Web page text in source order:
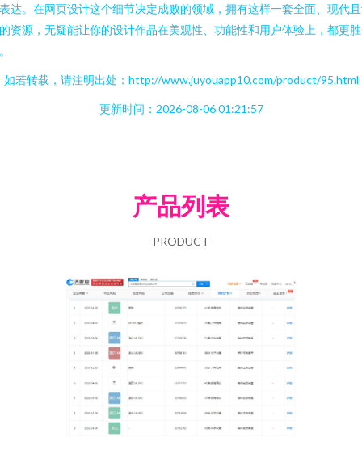
达。在网页设计这个细节决定成败的领域，拥有这样一套全面、现代
资源，无疑能让你的设计作品在美观性、功能性和用户体验上，都更
如若转载，请注明出处：http://www.juyouapp10.com/product/95.html
更新时间：2026-08-06 01:21:57
产品列表
PRODUCT